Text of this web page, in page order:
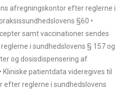
afregningskontor efter reglerne i
§60 •
samt vaccinationer sendes
i sundhedslovens § 157 og
og dosisdispensering af
patientdata videregives til
efter reglerne i sundhedslovens